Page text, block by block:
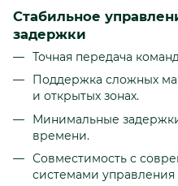
Стабильное
задержки
Точная передача
Поддержка сложных
и открытых зонах.
Минимальные
времени.
Совместимость с
системами